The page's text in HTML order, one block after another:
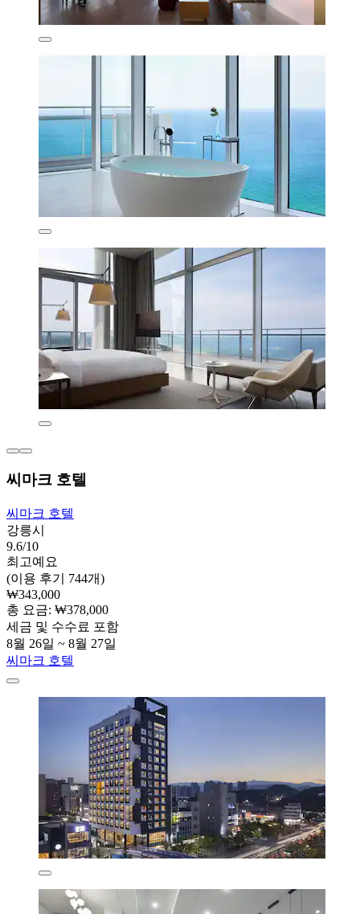
씨마크 호텔
씨마크 호텔
강릉시
9.6/10
최고예요
(이용 후기 744개)
₩343,000
총 요금: ₩378,000
세금 및 수수료 포함
8월 26일 ~ 8월 27일
씨마크 호텔